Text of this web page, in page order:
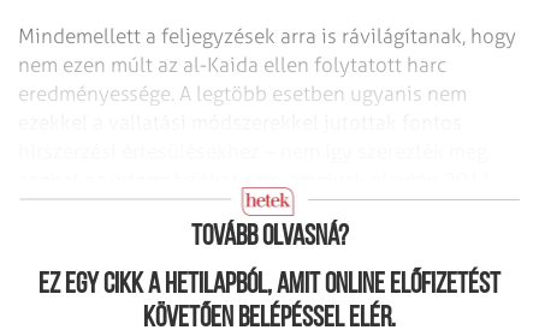
Mindemellett a feljegyzések arra is rávilágítanak, hogy
nem ezen múlt az al-Kaida ellen folytatott harc
eredményessége. A legtöbb esetben ugyanis nem
ben Oszama bin Ladent likvidálni tudták.
Tovább olvasná?
Ez egy cikk a hetilapból, amit online előfizetést
követően belépéssel elér.